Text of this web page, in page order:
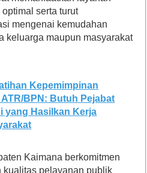
serta turut
mengenai kemudahan
keluarga maupun masyarakat
Kepemimpinan
BPN: Butuh Pejabat
yang Hasilkan Kerja
Kaimana berkomitmen
kualitas pelayanan publik